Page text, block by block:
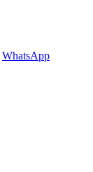
WhatsApp